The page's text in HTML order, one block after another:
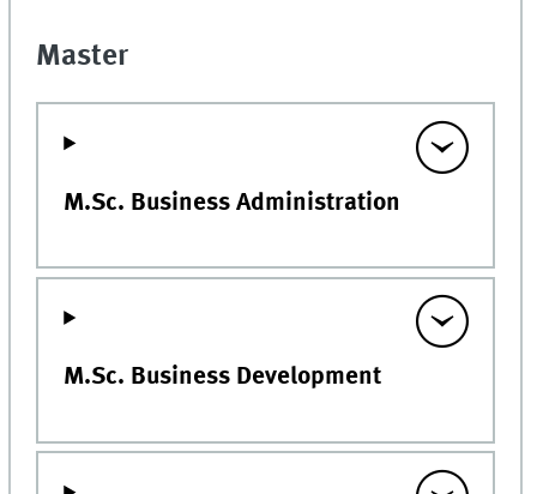
Master
M.Sc. Business Administration
M.Sc. Business Development